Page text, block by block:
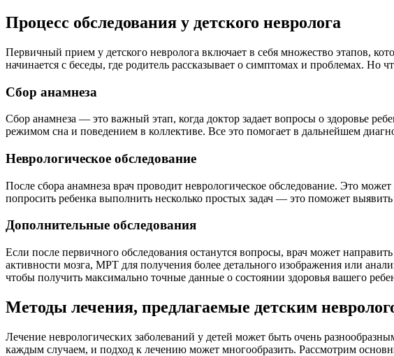
Процесс обследования у детского невролога
Первичный прием у детского невролога включает в себя множество этапов,
начинается с беседы, где родитель рассказывает о симптомах и проблемах.
Сбор анамнеза
Сбор анамнеза — это важный этап, когда доктор задает вопросы о здоровье
режимом сна и поведением в коллективе. Все это помогает в дальнейшем
Неврологическое обследование
После сбора анамнеза врач проводит неврологическое обследование. Это
попросить ребенка выполнить несколько простых задач — это поможет
Дополнительные обследования
Если после первичного обследования останутся вопросы, врач может
активности мозга, МРТ для получения более детального изображения или
чтобы получить максимально точные данные о состоянии здоровья вашего
Методы лечения, предлагаемые детским
Лечение неврологических заболеваний у детей может быть очень
каждым случаем, и подход к лечению может многообразить. Рассмотрим